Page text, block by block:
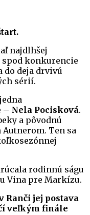
najdlhšej
konkurencie
do deja drvivú
sérií.
– Nela Pocisková.
a pôvodnú
Ten sa
rodinnú ságu
Vina pre Markízu.
Ranči jej postava
veľkým finále